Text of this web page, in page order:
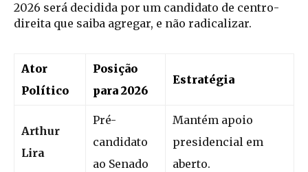
2026 será decidida por um candidato de centro-
direita que saiba agregar, e não radicalizar.
Ator
Político
Posição
para 2026
Estratégia
Arthur
Lira
Pré-
candidato
ao Senado
Mantém apoio
presidencial em
aberto.